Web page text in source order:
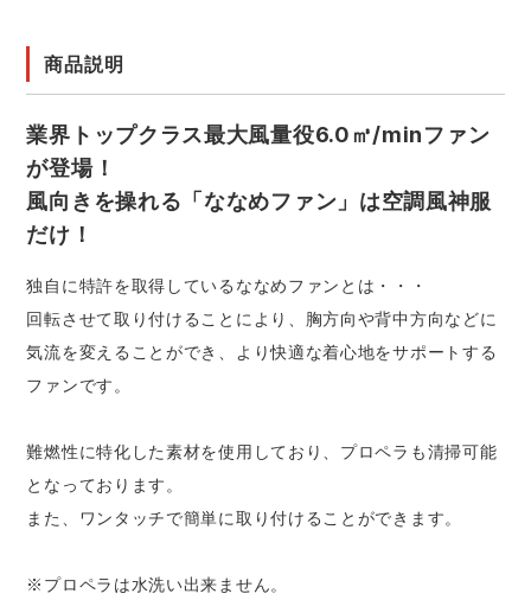
商品説明
業界トップクラス最大風量役6.0㎥/minファン
が登場！
風向きを操れる「ななめファン」は空調風神服
だけ！
独自に特許を取得しているななめファンとは・・・
回転させて取り付けることにより、胸方向や背中方向などに
気流を変えることができ、より快適な着心地をサポートする
ファンです。
難燃性に特化した素材を使用しており、プロペラも清掃可能
となっております。
また、ワンタッチで簡単に取り付けることができます。
※プロペラは水洗い出来ません。